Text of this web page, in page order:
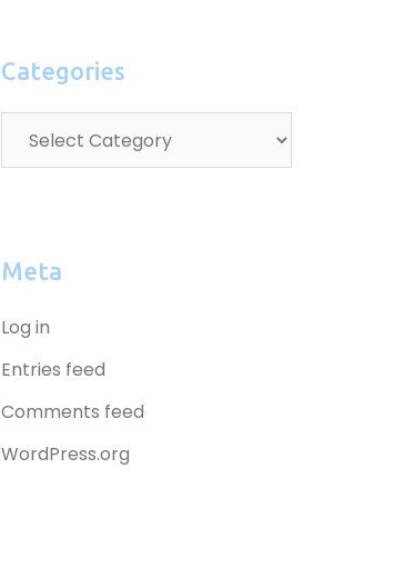
Categories
Meta
Log in
Entries feed
Comments feed
WordPress.org